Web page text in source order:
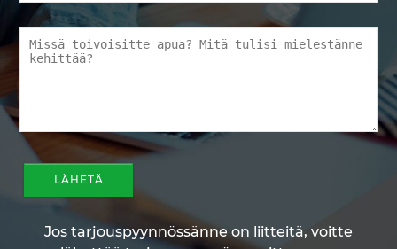
Jos tarjouspyynnössänne on liitteitä, voitte